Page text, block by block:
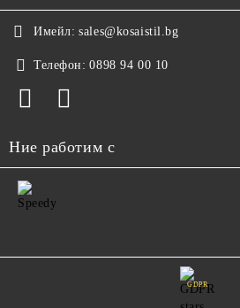
Имейл: sales@kosaistil.bg
Телефон: 0898 94 00 10
Ние работим с
GDPR